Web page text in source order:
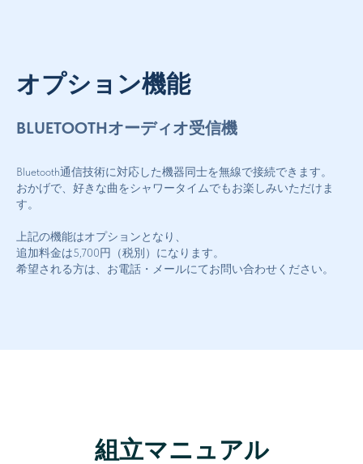
オプション機能
BLUETOOTHオーディオ受信機
Bluetooth通信技術に対応した機器同士を無線で接続できます。
おかげで、好きな曲をシャワータイムでもお楽しみいただけま
す。
上記の機能はオプションとなり、
追加料金は5,700円（税別）になります。
希望される方は、お電話・メールにてお問い合わせください。
組立マニュアル